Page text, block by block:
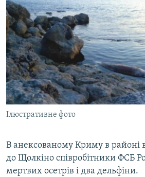
СПЕЦПРОЕКТИ
ДЕПОРТАЦІЯ
ВІДЕОУРОКИ «ELIFBE»
СВІДЧЕННЯ ОКУПАЦІЇ
УКРАЇНСЬКА ПРОБЛЕМА КРИМУ
ІНФОГРАФІКА
ЯК ОБІЙТИ БЛОКУВАННЯ
Русский
Qırımtatar
ДОЛУЧАЙСЯ!
Усі сайти RFE/RL
Ілюстративне фото
В анексованому Криму в районі
до Щолкіно співробітники ФСБ
мертвих осетрів і два дельфіни.